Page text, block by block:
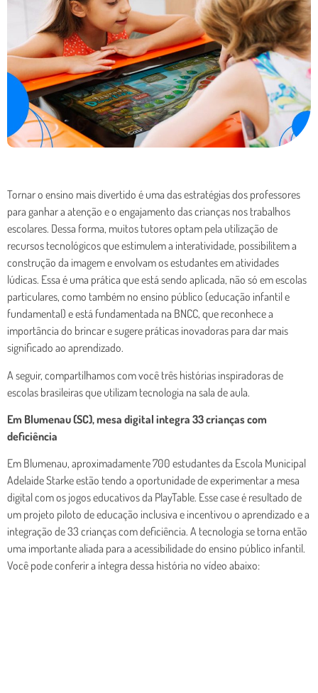
Tornar o ensino mais divertido é uma das estratégias dos professores
para ganhar a atenção e o engajamento das crianças nos trabalhos
escolares. Dessa forma, muitos tutores optam pela utilização de
recursos tecnológicos que estimulem a interatividade, possibilitem a
construção da imagem e envolvam os estudantes em atividades
lúdicas. Essa é uma prática que está sendo aplicada, não só em escolas
particulares, como também no ensino público (educação infantil e
fundamental) e está fundamentada na BNCC, que reconhece a
importância do brincar e sugere práticas inovadoras para dar mais
significado ao aprendizado.
A seguir, compartilhamos com você três histórias inspiradoras de
escolas brasileiras que utilizam tecnologia na sala de aula.
Em Blumenau (SC), mesa digital integra 33 crianças com
deficiência
Em Blumenau, aproximadamente 700 estudantes da Escola Municipal
Adelaide Starke estão tendo a oportunidade de experimentar a mesa
digital com os jogos educativos da PlayTable. Esse case é resultado de
um projeto piloto de educação inclusiva e incentivou o aprendizado e a
integração de 33 crianças com deficiência. A tecnologia se torna então
uma importante aliada para a acessibilidade do ensino público infantil.
Você pode conferir a íntegra dessa história no vídeo abaixo: